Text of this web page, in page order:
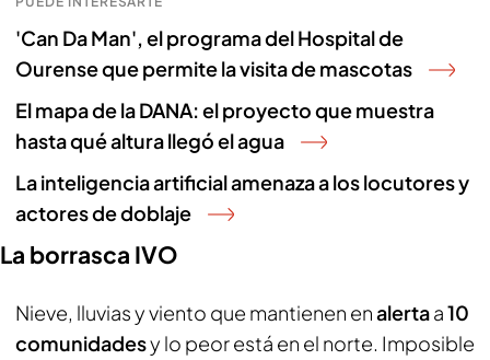
'Can Da Man', el programa del Hospital de
Ourense que permite la visita de mascotas
El mapa de la DANA: el proyecto que muestra
hasta qué altura llegó el agua
La inteligencia artificial amenaza a los locutores y
actores de doblaje
La borrasca IVO
Nieve, lluvias y viento que mantienen enalertaa10
comunidadesy lo peor está en el norte. Imposible